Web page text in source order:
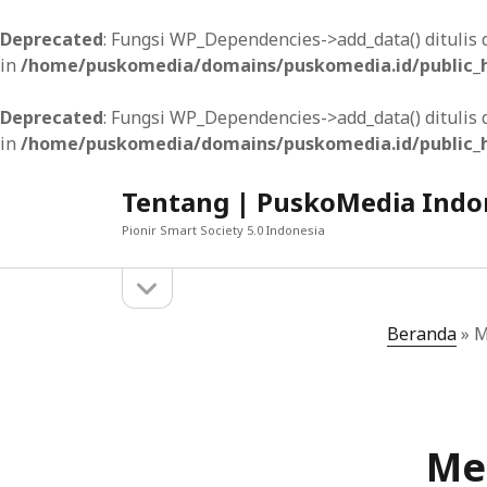
Deprecated: Fungsi WP_Dependencies->add_data()
in /home/puskomedia/domains/puskomedia.id/
Deprecated: Fungsi WP_Dependencies->add_data()
in /home/puskomedia/domains/puskomedia.id/
Tentang | PuskoMedia
Pionir Smart Society 5.0 Indonesia
sidebar
Pengujian UI/UX Aplikasi Seluler: Menjamin
Optimalisasi SEO pada Toko Online:
Beranda»